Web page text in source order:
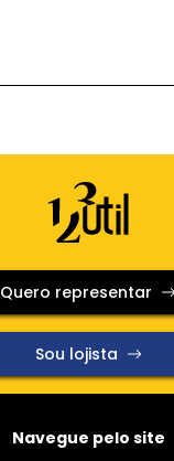
Quero representar
Sou lojista
Navegue pelo site